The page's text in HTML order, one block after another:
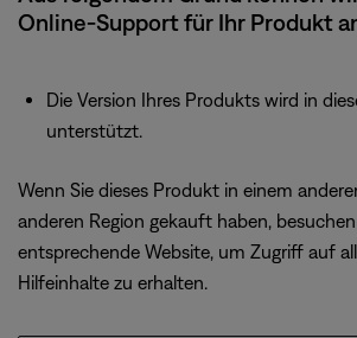
Online-Support für Ihr Produkt
Die Version Ihres Produkts wird in
unterstützt.
Wenn Sie dieses Produkt in einem
anderen Region gekauft haben,
entsprechende Website, um Zugriff auf
Hilfeinhalte zu erhalten.